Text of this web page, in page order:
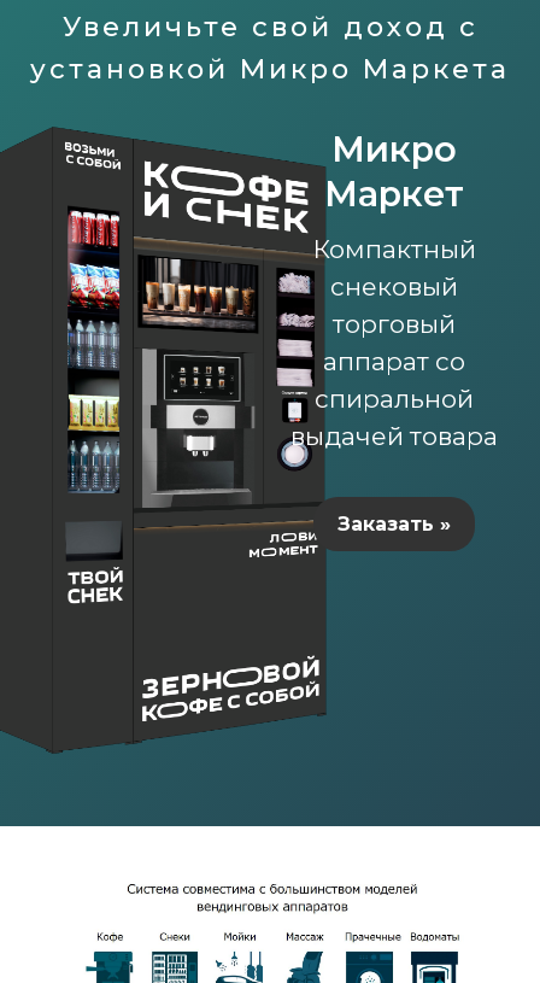
Увеличьте свой доход с
установкой Микро Маркета
Микро
Маркет
Компактный
снековый
торговый
аппарат со
спиральной
выдачей товара
Заказать »